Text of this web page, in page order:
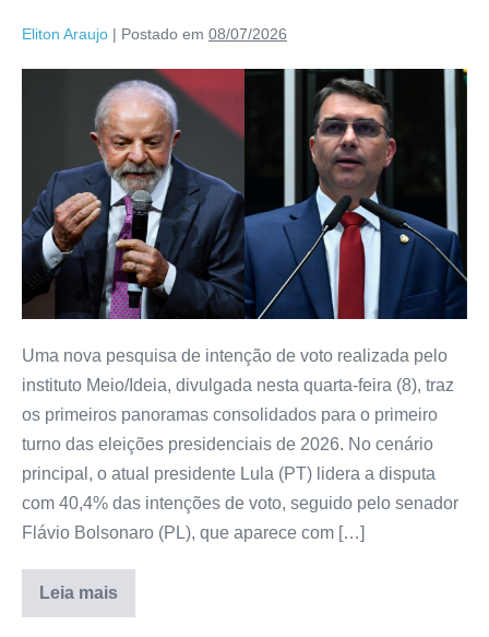
Eliton Araujo | Postado em 08/07/2026
Uma nova pesquisa de intenção de voto realizada pelo
instituto Meio/Ideia, divulgada nesta quarta-feira (8), traz
os primeiros panoramas consolidados para o primeiro
turno das eleições presidenciais de 2026. No cenário
principal, o atual presidente Lula (PT) lidera a disputa
com 40,4% das intenções de voto, seguido pelo senador
Flávio Bolsonaro (PL), que aparece com […]
Leia mais